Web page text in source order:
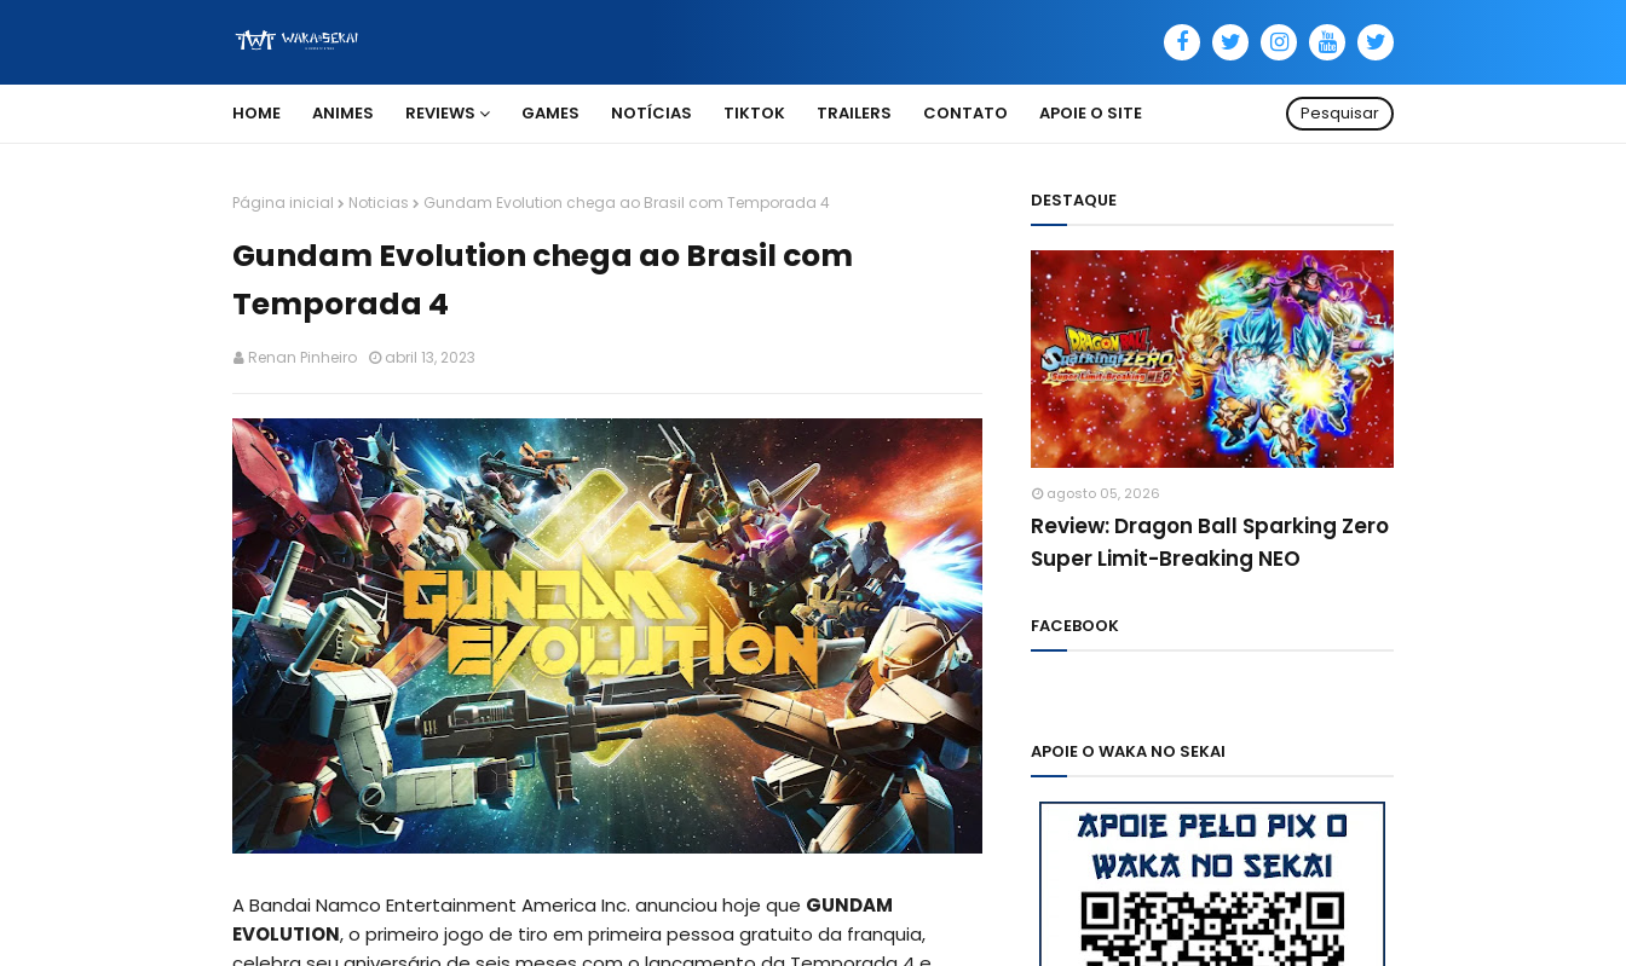
HOME ANIMES REVIEWS GAMES NOTÍCIAS TIKTOK TRAILERS CONTATO APOIE O SITE Pesquisar
Página inicial Noticias Gundam Evolution chega ao Brasil com Temporada 4
Gundam Evolution chega ao Brasil com
Temporada 4
Renan Pinheiro abril 13, 2023
A Bandai Namco Entertainment America Inc. anunciou hoje que GUNDAM
EVOLUTION, o primeiro jogo de tiro em primeira pessoa gratuito da franquia,
DESTAQUE
agosto 05, 2026
Review: Dragon Ball Sparking Zero
Super Limit-Breaking NEO
FACEBOOK
APOIE O WAKA NO SEKAI